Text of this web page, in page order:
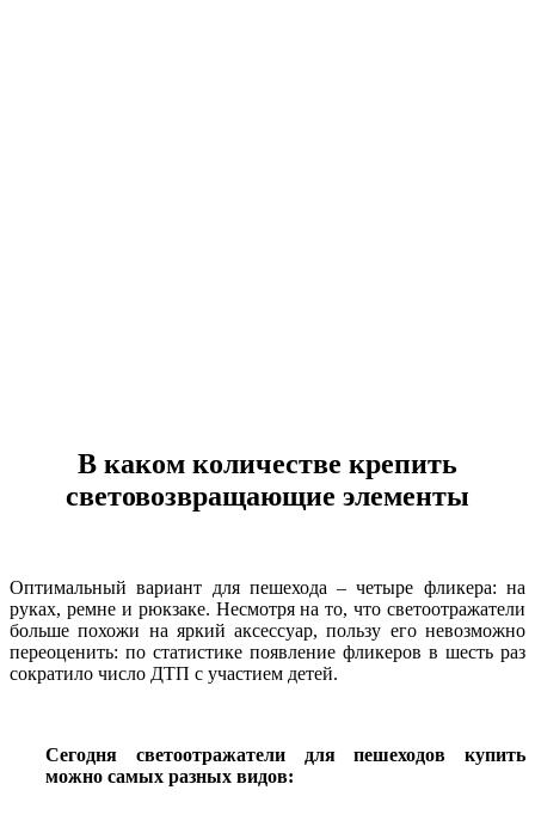
В каком количестве крепить
световозвращающие элементы
Оптимальный вариант для пешехода – четыре фликера: на
руках, ремне и рюкзаке. Несмотря на то, что светоотражатели
больше похожи на яркий аксессуар, пользу его невозможно
переоценить: по статистике появление фликеров в шесть раз
сократило число ДТП с участием детей.
Сегодня светоотражатели для пешеходов купить
можно самых разных видов: